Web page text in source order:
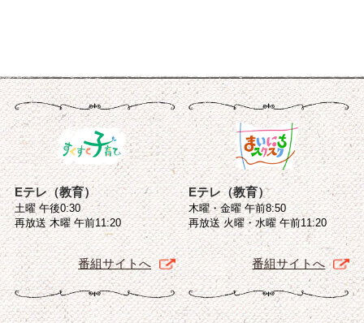
Eテレ（教育）
土曜 午後0:30
再放送 木曜 午前11:20
番組サイトへ
Eテレ（教育）
木曜・金曜 午前8:50
再放送 火曜・水曜 午前11:20
番組サイトへ